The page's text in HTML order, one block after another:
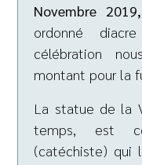
Novembre 2019,
ordonné
célébration
montant pour la
La statue de la
temps, est
(catéchiste) qui